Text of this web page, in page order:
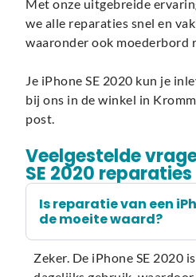
Met onze uitgebreide
we alle reparaties snel en
waaronder ook moederbord
Je iPhone SE 2020 kun je
bij ons in de winkel in
post.
Veelgestelde
SE 2020 reparaties
Is reparatie van een
de moeite waard?
Zeker. De iPhone SE 2020